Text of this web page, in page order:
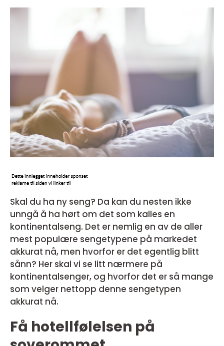
Skal du ha ny seng? Da kan du nesten ikke
unngå å ha hørt om det som kalles en
kontinentalseng. Det er nemlig en av de aller
mest populære sengetypene på markedet
akkurat nå, men hvorfor er det egentlig blitt
sånn? Her skal vi se litt nærmere på
kontinentalsenger, og hvorfor det er så mange
som velger nettopp denne sengetypen
akkurat nå.
Få hotellfølelsen på